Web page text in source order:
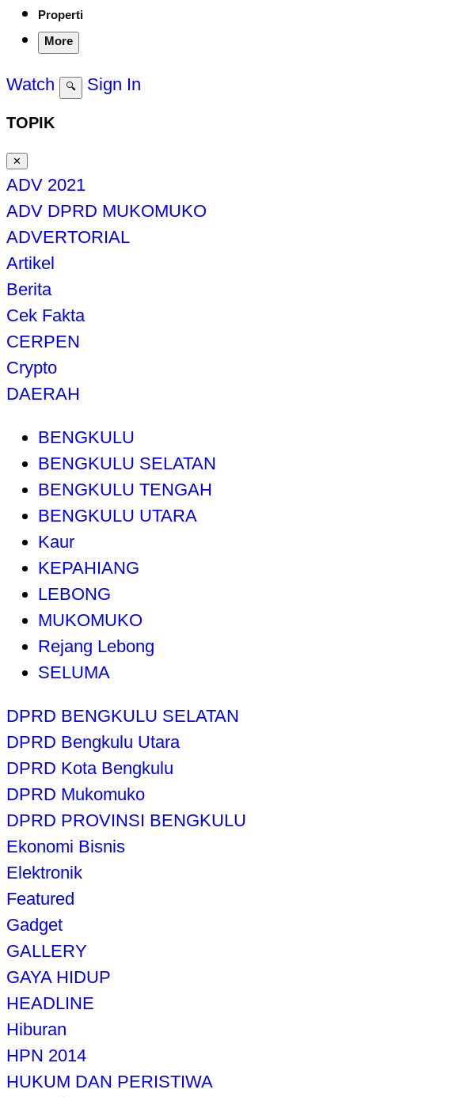
Properti
More
Watch 🔍 Sign In
TOPIK
✕
ADV 2021
ADV DPRD MUKOMUKO
ADVERTORIAL
Artikel
Berita
Cek Fakta
CERPEN
Crypto
DAERAH
BENGKULU
BENGKULU SELATAN
BENGKULU TENGAH
BENGKULU UTARA
Kaur
KEPAHIANG
LEBONG
MUKOMUKO
Rejang Lebong
SELUMA
DPRD BENGKULU SELATAN
DPRD Bengkulu Utara
DPRD Kota Bengkulu
DPRD Mukomuko
DPRD PROVINSI BENGKULU
Ekonomi Bisnis
Elektronik
Featured
Gadget
GALLERY
GAYA HIDUP
HEADLINE
Hiburan
HPN 2014
HUKUM DAN PERISTIWA